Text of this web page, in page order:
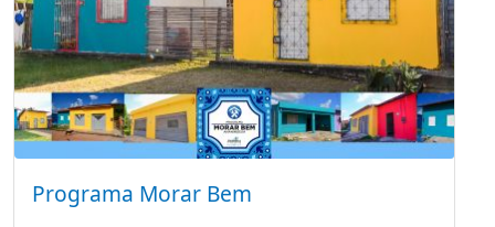
Programa Morar Bem